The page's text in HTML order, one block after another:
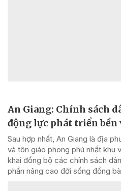
An Giang: Chính sách
động lực phát triển bền
Sau hợp nhất, An Giang là địa
và tôn giáo phong phú nhất khu
khai đồng bộ các chính sách
phần nâng cao đời sống đồng